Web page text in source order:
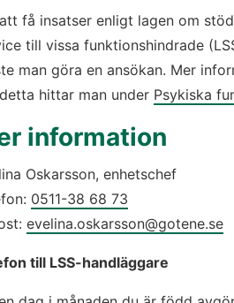
få insatser enligt lagen om
till vissa funktionshindrade
man göra en ansökan. Mer
hittar man under Psykiska
information
Oskarsson, enhetschef
0511-38 68 73
evelina.oskarsson@gotene.se
till LSS-handläggare